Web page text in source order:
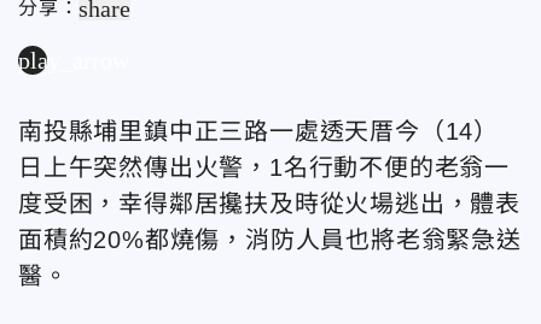
分享：share
play_arrow
南投縣埔里鎮中正三路一處透天厝今（14）
日上午突然傳出火警，1名行動不便的老翁一
度受困，幸得鄰居攙扶及時從火場逃出，體表
面積約20%都燒傷，消防人員也將老翁緊急送
醫。